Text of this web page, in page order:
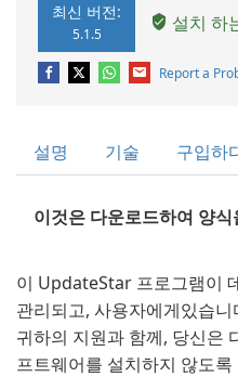
최신 버전:
5.1.5 설치 하
Report a
설명 기술 구입하
이것은 다운로드하여 양
이 UpdateStar 프로그램이
관리되고, 사용자에게있습니
귀하의 지원과 함께, 당신은
프트웨어를 설치하지 않도